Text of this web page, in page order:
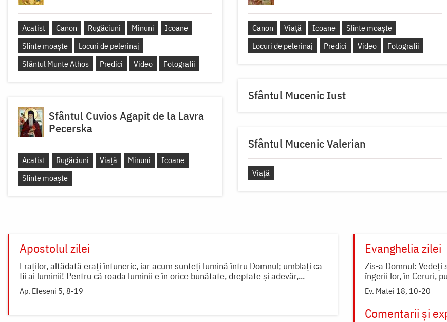
Acatist Canon Rugăciuni Minuni
Icoane
Sfinte moaște
Locuri de pelerinaj
Sfântul Munte Athos
Predici Video Fotografii
Canon Viață Icoane
Sfinte moaște
Locuri de pelerinaj
Predici Video Fotografii
Sfântul Mucenic Iust
Sfântul Cuvios Agapit de la Lavra
Pecerska
Acatist Rugăciuni Viață Minuni
Icoane
Sfinte moaște
Sfântul Mucenic Valerian
Viață
Apostolul zilei
Fraților, altădată erați întuneric, iar acum sunteți lumină întru Domnul; umblați ca
fii ai luminii! Pentru că roada luminii e în orice bunătate, dreptate și adevăr,...
Ap. Efeseni 5, 8-19
Evanghelia zilei
Zis-a Domnul: Vedeți
îngerii lor, în Ceruri,
Ev. Matei 18, 10-20
Comentarii și